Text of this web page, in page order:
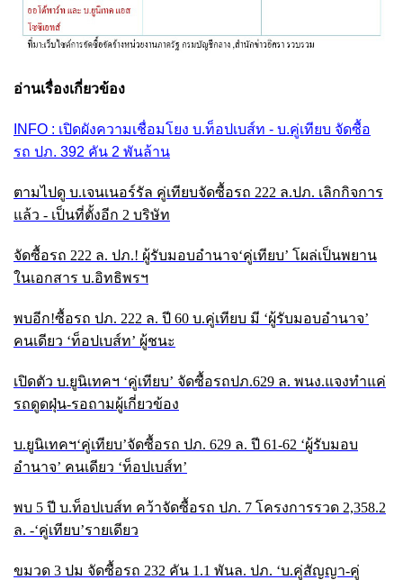
อ่านเรื่องเกี่ยวข้อง
INFO : เปิดผังความเชื่อมโยง บ.ท็อปเบส์ท - บ.คู่เทียบ จัดซื้อ
รถ ปภ. 392 คัน 2 พันล้าน
ตามไปดู บ.เจนเนอร์รัล คู่เทียบจัดซื้อรถ 222 ล.ปภ. เลิกกิจการ
แล้ว - เป็นที่ตั้งอีก 2 บริษัท
จัดซื้อรถ 222 ล. ปภ.! ผู้รับมอบอำนาจ‘คู่เทียบ’ โผล่เป็นพยาน
ในเอกสาร บ.อิทธิพรฯ
พบอีก!ซื้อรถ ปภ. 222 ล. ปี 60 บ.คู่เทียบ มี ‘ผู้รับมอบอำนาจ’
คนเดียว ‘ท็อปเบส์ท’ ผู้ชนะ
เปิดตัว บ.ยูนิเทคฯ ‘คู่เทียบ’ จัดซื้อรถปภ.629 ล. พนง.แจงทำแค่
รถดูดฝุ่น-รอถามผู้เกี่ยวข้อง
บ.ยูนิเทคฯ‘คู่เทียบ’จัดซื้อรถ ปภ. 629 ล. ปี 61-62 ‘ผู้รับมอบ
อำนาจ’ คนเดียว ‘ท็อปเบส์ท’
พบ 5 ปี บ.ท็อปเบส์ท คว้าจัดซื้อรถ ปภ. 7 โครงการรวด 2,358.2
ล. -‘คู่เทียบ’รายเดียว
ขมวด 3 ปม จัดซื้อรถ 232 คัน 1.1 พันล. ปภ. ‘บ.คู่สัญญา-คู่